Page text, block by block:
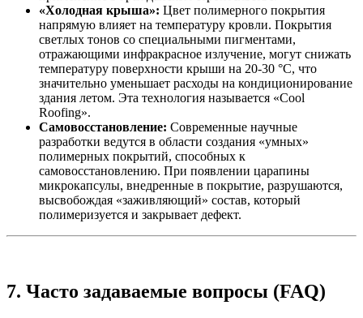
«Холодная крыша»: Цвет полимерного покрытия
напрямую влияет на температуру кровли. Покрытия
светлых тонов со специальными пигментами,
отражающими инфракрасное излучение, могут снижать
температуру поверхности крыши на 20-30 °С, что
значительно уменьшает расходы на кондиционирование
здания летом. Эта технология называется «Cool
Roofing».
Самовосстановление: Современные научные
разработки ведутся в области создания «умных»
полимерных покрытий, способных к
самовосстановлению. При появлении царапины
микрокапсулы, внедренные в покрытие, разрушаются,
высвобождая «заживляющий» состав, который
полимеризуется и закрывает дефект.
7. Часто задаваемые вопросы (FAQ)